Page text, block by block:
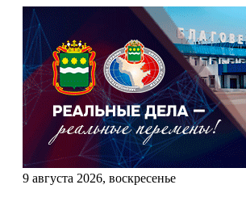
9 августа 2026, воскресенье